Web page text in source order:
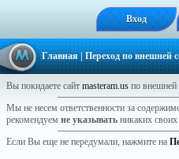
Вход
Главная| Переход по внешней
Вы покидаете сайт masteram.us по внешней
Мы не несем ответственности за
рекомендуем не указывать никаких
Если Вы еще не передумали, нажмите на